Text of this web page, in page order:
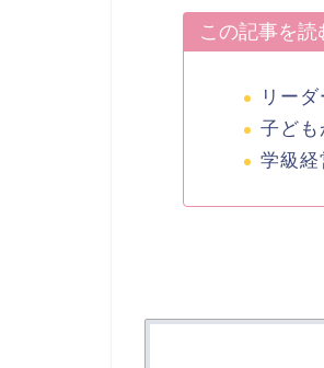
この記事を読
リー
子ども
学級経